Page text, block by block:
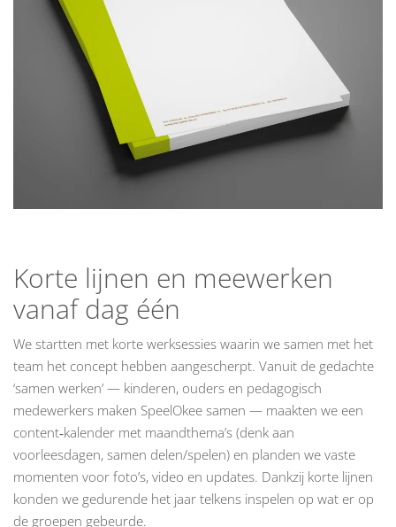
Korte lijnen en meewerken
vanaf dag één
We startten met korte werksessies waarin we samen met het
team het concept hebben aangescherpt. Vanuit de gedachte
‘samen werken’ — kinderen, ouders en pedagogisch
medewerkers maken SpeelOkee samen — maakten we een
content‑kalender met maandthema’s (denk aan
voorleesdagen, samen delen/spelen) en planden we vaste
momenten voor foto’s, video en updates. Dankzij korte lijnen
konden we gedurende het jaar telkens inspelen op wat er op
de groepen gebeurde.